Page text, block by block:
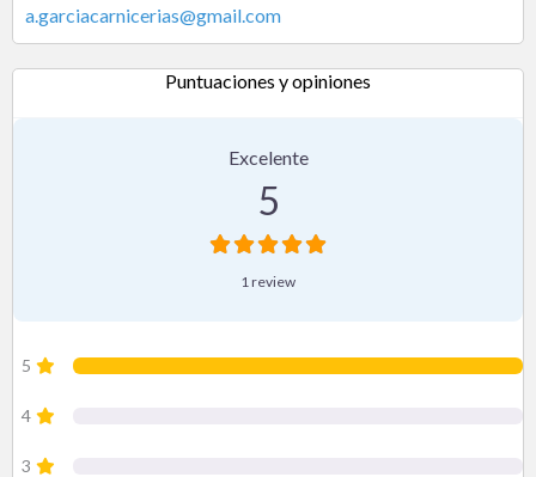
a.garciacarnicerias@gmail.com
Puntuaciones y opiniones
Excelente
5
1 review
5
4
3